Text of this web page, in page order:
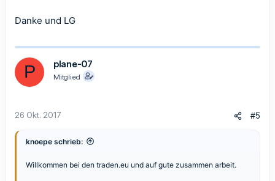
Danke und LG
P plane-07
Mitglied
26 Okt. 2017 #5
knoepe schrieb:
Willkommen bei den traden.eu und auf gute zusammen arbeit.